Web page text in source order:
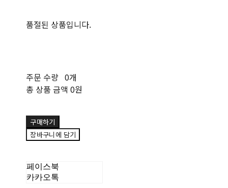
품절된 상품입니다.
주문 수량 0개
총 상품 금액 0원
구매하기
장바구니에 담기
페이스북
카카오톡